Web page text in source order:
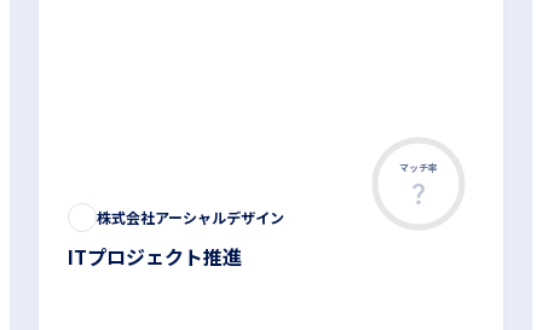
マッチ率
株式会社アーシャルデザイン
ITプロジェクト推進